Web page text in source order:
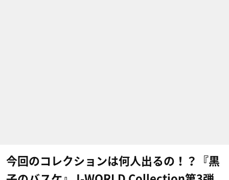
今回のコレクションは何人出るの！？『黒